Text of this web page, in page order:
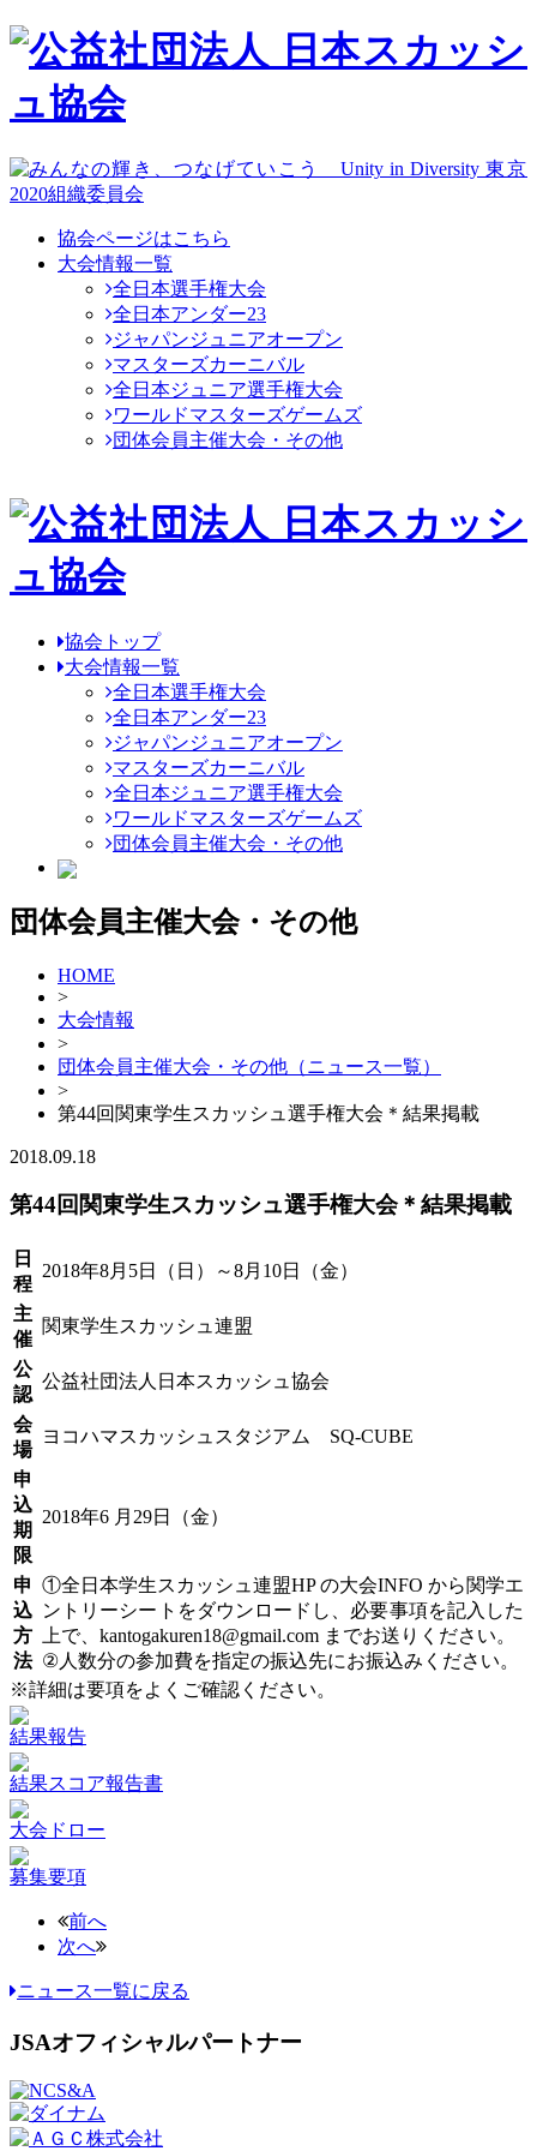
協会ページはこちら
大会情報一覧
全日本選手権大会
全日本アンダー23
ジャパンジュニアオープン
マスターズカーニバル
全日本ジュニア選手権大会
ワールドマスターズゲームズ
団体会員主催大会・その他
協会トップ
大会情報一覧
全日本選手権大会
全日本アンダー23
ジャパンジュニアオープン
マスターズカーニバル
全日本ジュニア選手権大会
ワールドマスターズゲームズ
団体会員主催大会・その他
団体会員主催大会・その他
HOME
>
大会情報
>
団体会員主催大会・その他（ニュース一覧）
>
第44回関東学生スカッシュ選手権大会＊結果掲載
2018.09.18
第44回関東学生スカッシュ選手権大会＊結果掲載
日
程
2018年8月5日（日）～8月10日（金）
主
催
関東学生スカッシュ連盟
公
認
公益社団法人日本スカッシュ協会
会
場
ヨコハマスカッシュスタジアム SQ-CUBE
申
込
期
限
2018年6 月29日（金）
申
込
方
法
①全日本学生スカッシュ連盟HP の大会INFO から関学エ
ントリーシートをダウンロードし、必要事項を記入した
上で、kantogakuren18@gmail.com までお送りください。
②人数分の参加費を指定の振込先にお振込みください。
※詳細は要項をよくご確認ください。
結果報告
結果スコア報告書
大会ドロー
募集要項
前へ
次へ
ニュース一覧に戻る
JSAオフィシャルパートナー